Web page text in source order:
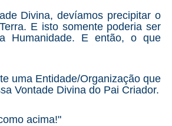
Divina, devíamos precipitar o
E isto somente poderia ser
Humanidade. E então, o que
uma Entidade/Organização que
Vontade Divina do Pai Criador.
acima!"